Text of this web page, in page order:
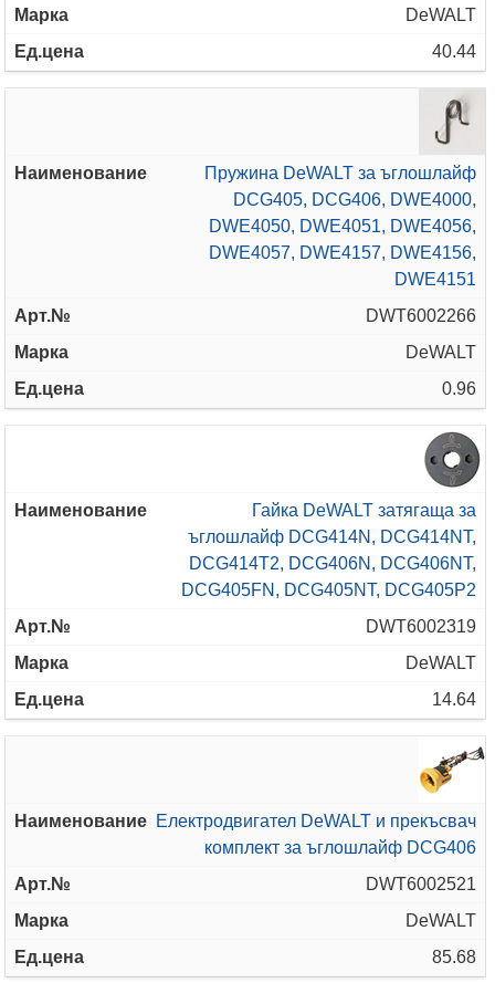
DeWALT
40.44
Пружина DeWALT за ъглошлайф
DCG405, DCG406, DWE4000,
DWE4050, DWE4051, DWE4056,
DWE4057, DWE4157, DWE4156,
DWE4151
DWT6002266
DeWALT
0.96
Гайка DeWALT затягаща за
ъглошлайф DCG414N, DCG414NT,
DCG414T2, DCG406N, DCG406NT,
DCG405FN, DCG405NT, DCG405P2
DWT6002319
DeWALT
14.64
Електродвигател DeWALT и прекъсвач
комплект за ъглошлайф DCG406
DWT6002521
DeWALT
85.68